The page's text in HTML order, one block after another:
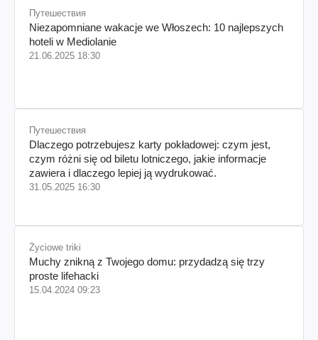
Путешествия
Niezapomniane wakacje we Włoszech: 10 najlepszych
hoteli w Mediolanie
21.06.2025 18:30
Путешествия
Dlaczego potrzebujesz karty pokładowej: czym jest,
czym różni się od biletu lotniczego, jakie informacje
zawiera i dlaczego lepiej ją wydrukować.
31.05.2025 16:30
Życiowe triki
Muchy znikną z Twojego domu: przydadzą się trzy
proste lifehacki
15.04.2024 09:23